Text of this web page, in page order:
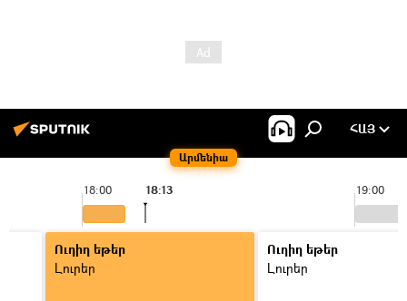
Արմենիա
ՀԱՅ
18:00 19:00
18:13
Ուղիղ եթեր
Լուրեր
Ուղիղ եթեր
Լուրեր